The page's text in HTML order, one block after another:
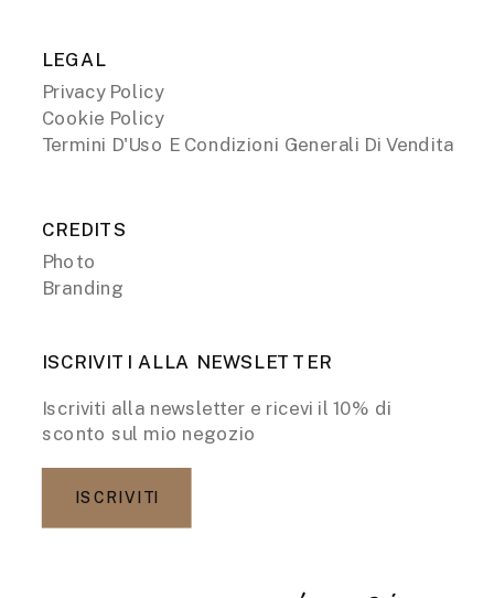
Privacy Policy
ISCRIVITI ALLA NEWSLETTER
Iscriviti alla newsletter e ricevi il 10% di
sconto sul mio negozio
ISCRIVITI
LEGAL
CREDITS
Photo
Branding
Cookie Policy
Termini D'Uso E Condizioni Generali Di Vendita